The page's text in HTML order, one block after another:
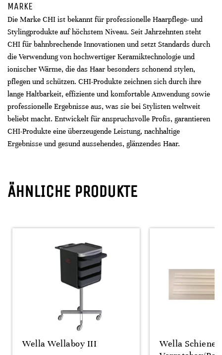
MARKE
Die Marke CHI ist bekannt für professionelle Haarpflege- und
Stylingprodukte auf höchstem Niveau. Seit Jahrzehnten steht
CHI für bahnbrechende Innovationen und setzt Standards durch
die Verwendung von hochwertiger Keramiktechnologie und
ionischer Wärme, die das Haar besonders schonend stylen,
pflegen und schützen. CHI-Produkte zeichnen sich durch ihre
lange Haltbarkeit, effiziente und komfortable Anwendung sowie
professionelle Ergebnisse aus, was sie bei Stylisten weltweit
beliebt macht. Entwickelt für anspruchsvolle Profis, garantieren
CHI-Produkte eine überzeugende Leistung, nachhaltige
Ergebnisse und gesund aussehendes, glänzendes Haar.
ÄHNLICHE PRODUKTE
Wella Wellaboy III
Wella Schiene